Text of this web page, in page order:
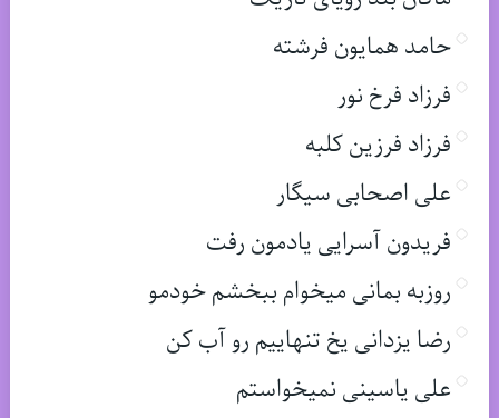
حامد همایون فرشته
فرزاد فرخ نور
فرزاد فرزین کلبه
علی اصحابی سیگار
فریدون آسرایی یادمون رفت
روزبه بمانی میخوام ببخشم خودمو
رضا یزدانی یخ تنهاییم رو آب کن
علی یاسینی نمیخواستم